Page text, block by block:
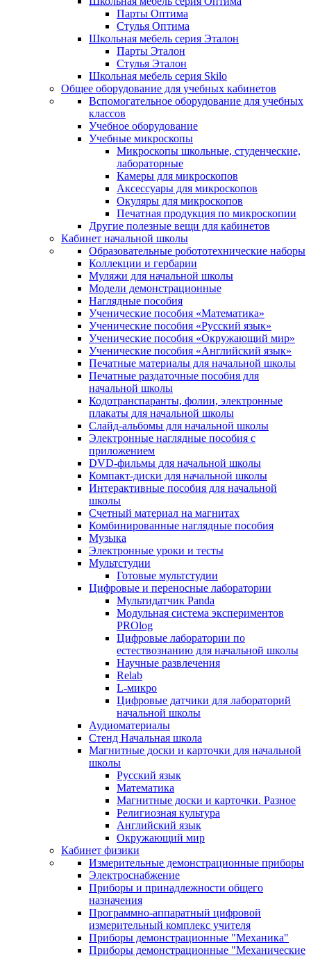
Парты Оптима
Стулья Оптима
Школьная мебель серия Эталон
Парты Эталон
Стулья Эталон
Школьная мебель серия Skilo
Общее оборудование для учебных кабинетов
Вспомогательное оборудование для учебных
классов
Учебное оборудование
Учебные микроскопы
Микроскопы школьные, студенческие,
лабораторные
Камеры для микроскопов
Аксессуары для микроскопов
Окуляры для микроскопов
Печатная продукция по микроскопии
Другие полезные вещи для кабинетов
Кабинет начальной школы
Образовательные робототехнические наборы
Коллекции и гербарии
Муляжи для начальной школы
Модели демонстрационные
Наглядные пособия
Ученические пособия «Математика»
Ученические пособия «Русский язык»
Ученические пособия «Окружающий мир»
Ученические пособия «Английский язык»
Печатные материалы для начальной школы
Печатные раздаточные пособия для
начальной школы
Кодотранспаранты, фолии, электронные
плакаты для начальной школы
Слайд-альбомы для начальной школы
Электронные наглядные пособия с
приложением
DVD-фильмы для начальной школы
Компакт-диски для начальной школы
Интерактивные пособия для начальной
школы
Счетный материал на магнитах
Комбинированные наглядные пособия
Музыка
Электронные уроки и тесты
Мультстудии
Готовые мультстудии
Цифровые и переносные лаборатории
Мультидатчик Panda
Модульная система экспериментов
PROlog
Цифровые лаборатории по
естествознанию для начальной школы
Научные развлечения
Relab
L-микро
Цифровые датчики для лабораторий
начальной школы
Аудиоматериалы
Стенд Начальная школа
Магнитные доски и карточки для начальной
школы
Русский язык
Математика
Магнитные доски и карточки. Разное
Религиозная культура
Английский язык
Окружающий мир
Кабинет физики
Измерительные демонстрационные приборы
Электроснабжение
Приборы и принадлежности общего
назначения
Программно-аппаратный цифровой
измерительный комплекс учителя
Приборы демонстрационные "Механика"
Приборы демонстрационные "Механические